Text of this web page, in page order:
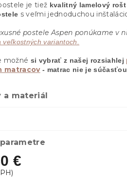
€
je tiež kvalitný lamelový rošt
s veľmi jednoduchou
postele Aspen ponúkame v
veľkostných variantoch.
možné si vybrať z našej rozsiahlej
matracov- matrac nie je
a materiál